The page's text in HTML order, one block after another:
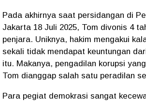
Pada akhirnya saat persidangan di
Jakarta 18 Juli 2025, Tom divonis 4
penjara. Uniknya, hakim mengakui
sekali tidak mendapat keuntungan
itu. Makanya, pengadilan korupsi
Tom dianggap salah satu peradilan
Para pegiat demokrasi sangat